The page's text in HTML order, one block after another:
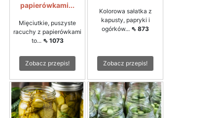
papierówkami...
Mięciutkie, puszyste
racuchy z papierówkami
to... ⇖ 1073
Zobacz przepis!
Kolorowa sałatka z
kapusty, papryki i
ogórków... ⇖ 873
Zobacz przepis!